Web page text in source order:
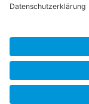
Bestellung